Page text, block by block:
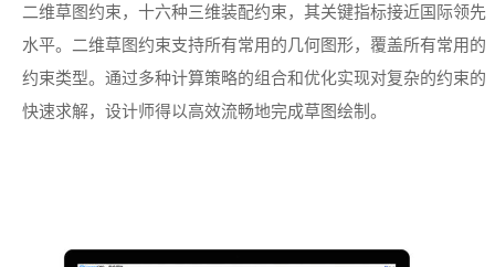
二维草图约束，十六种三维装配约束，其关键指标接近国际领先
水平。二维草图约束支持所有常用的几何图形，覆盖所有常用的
约束类型。通过多种计算策略的组合和优化实现对复杂的约束的
快速求解，设计师得以高效流畅地完成草图绘制。